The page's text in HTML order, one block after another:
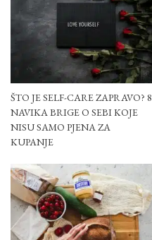
ŠTO JE SELF-CARE ZAPRAVO? 8
NAVIKA BRIGE O SEBI KOJE
NISU SAMO PJENA ZA
KUPANJE